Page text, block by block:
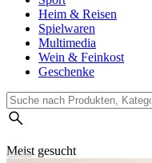
Heim & Reisen
Spielwaren
Multimedia
Wein & Feinkost
Geschenke
Meist gesucht